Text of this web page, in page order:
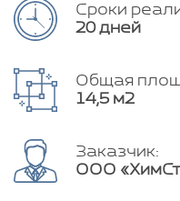
Сроки
20 дней
Общая
14,5 м2
Заказчик:
ООО